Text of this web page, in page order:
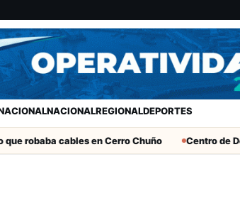
NACIONALREGIONALDEPORTES
cables en Cerro Chuño Centro de Desarrollo